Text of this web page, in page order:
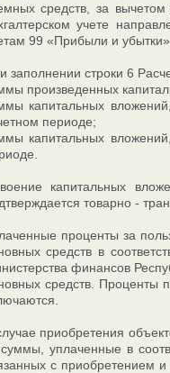
средств, за
учете
99 «Прибыли и
заполнении строки 6
произведенных
капитальных
периоде;
капитальных
капитальных
товарно -
проценты за
средств в
финансов
средств. Проценты
приобретения
уплаченные в
с приобретением и